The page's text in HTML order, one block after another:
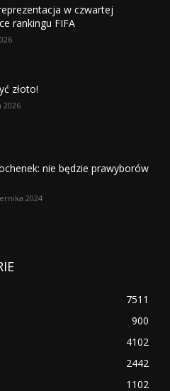
w czwartej
rankingu FIFA
złoto!
2026
nie będzie prawyborów
2024
7511
900
4102
2442
1102